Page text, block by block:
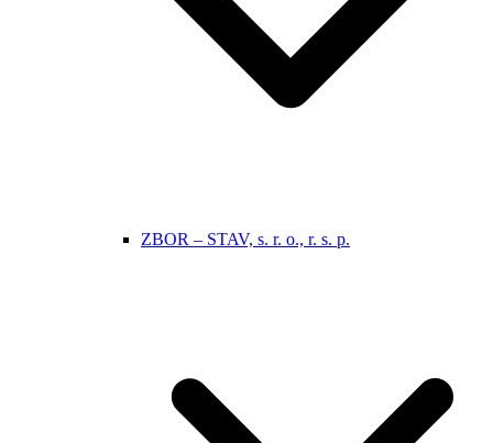
ZBOR – STAV, s. r. o., r. s. p.